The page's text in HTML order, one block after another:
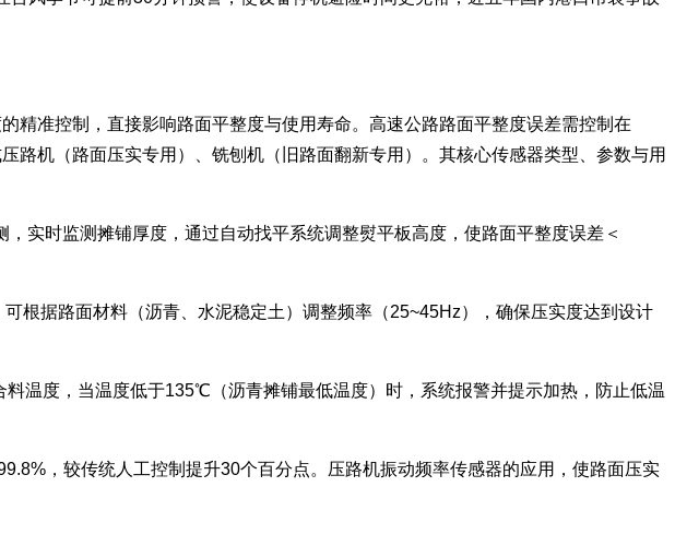
精准控制，直接影响路面平整度与使用寿命。高速公路路面平整度误差需控制在
机（路面压实专用）、铣刨机（旧路面翻新专用）。其核心传感器类型、参数与用
实时监测摊铺厚度，通过自动找平系统调整熨平板高度，使路面平整度误差＜
根据路面材料（沥青、水泥稳定土）调整频率（25~45Hz），确保压实度达到设计
温度，当温度低于135℃（沥青摊铺最低温度）时，系统报警并提示加热，防止低温
，较传统人工控制提升30个百分点。压路机振动频率传感器的应用，使路面压实